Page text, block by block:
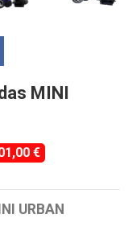
MINI
€
URBAN